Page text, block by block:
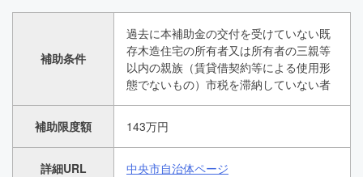
補助条件
過去に本補助金の交付を受けていない既
存木造住宅の所有者又は所有者の三親等
以内の親族（賃貸借契約等による使用形
態でないもの）市税を滞納していない者
補助限度額 143万円
詳細URL 中央市自治体ページ